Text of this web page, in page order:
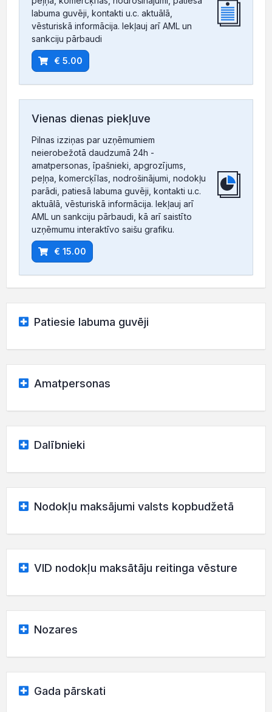
labuma guvēji, kontakti u.c. aktuālā,
vēsturiskā informācija. Iekļauj arī AML un
sankciju pārbaudi
€ 5.00
Vienas dienas piekļuve
Pilnas izziņas par uzņēmumiem
neierobežotā daudzumā 24h -
amatpersonas, īpašnieki, apgrozījums,
peļņa, komercķīlas, nodrošinājumi, nodokļu
parādi, patiesā labuma guvēji, kontakti u.c.
aktuālā, vēsturiskā informācija. Iekļauj arī
AML un sankciju pārbaudi, kā arī saistīto
uzņēmumu interaktīvo saišu grafiku.
€ 15.00
Patiesie labuma guvēji
Amatpersonas
Dalībnieki
Nodokļu maksājumi valsts kopbudžetā
VID nodokļu maksātāju reitinga vēsture
Nozares
Gada pārskati